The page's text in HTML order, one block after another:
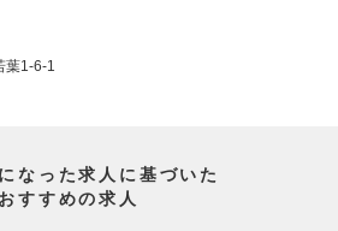
葉1-6-1
なった求人に基づいた
おすすめの求人